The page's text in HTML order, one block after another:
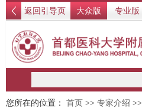
返回引导页 大众版 专业版
您所在的位置： 首页 >> 专家介绍 >>